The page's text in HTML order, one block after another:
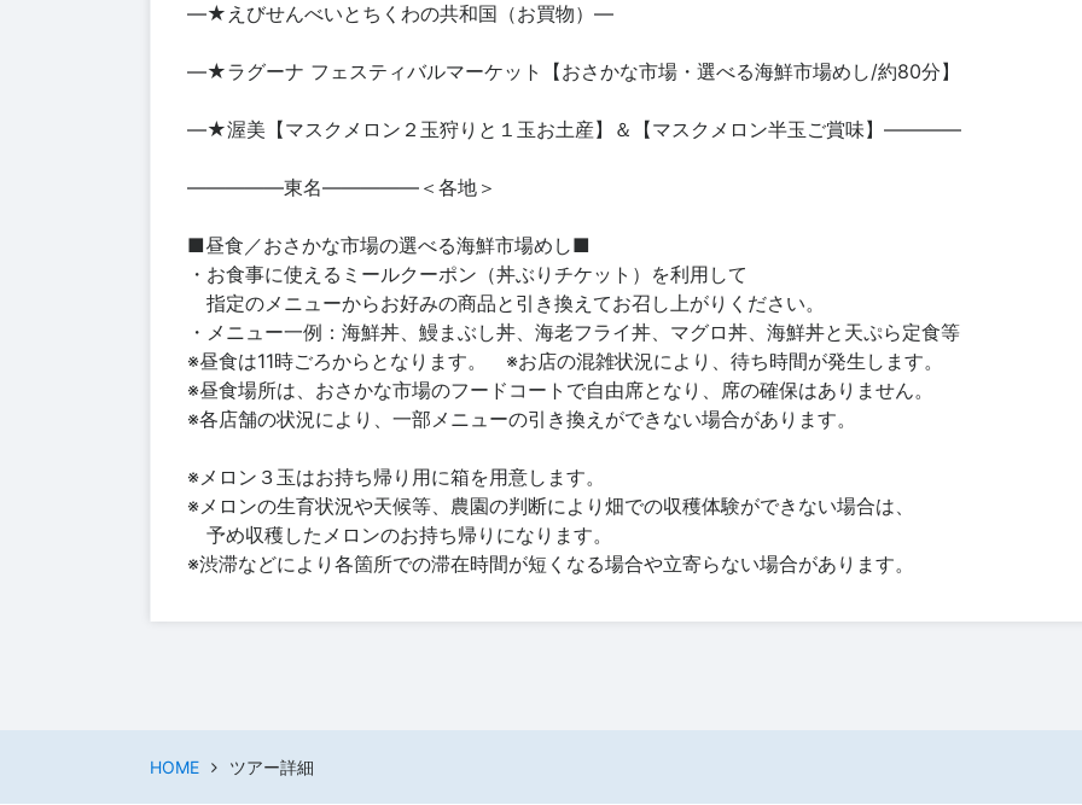
―★えびせんべいとちくわの共和国（お買物）―
―★ラグーナ フェスティバルマーケット【おさかな市場・選べる海鮮市場めし/約80分】
―★渥美【マスクメロン２玉狩りと１玉お土産】＆【マスクメロン半玉ご賞味】――――
―――――東名―――――＜各地＞
■昼食／おさかな市場の選べる海鮮市場めし■
・お食事に使えるミールクーポン（丼ぶりチケット）を利用して
指定のメニューからお好みの商品と引き換えてお召し上がりください。
・メニュー一例：海鮮丼、鰻まぶし丼、海老フライ丼、マグロ丼、海鮮丼と天ぷら定食等
※昼食は11時ごろからとなります。 ※お店の混雑状況により、待ち時間が発生します。
※昼食場所は、おさかな市場のフードコートで自由席となり、席の確保はありません。
※各店舗の状況により、一部メニューの引き換えができない場合があります。
※メロン３玉はお持ち帰り用に箱を用意します。
※メロンの生育状況や天候等、農園の判断により畑での収穫体験ができない場合は、
予め収穫したメロンのお持ち帰りになります。
※渋滞などにより各箇所での滞在時間が短くなる場合や立寄らない場合があります。
HOME ツアー詳細